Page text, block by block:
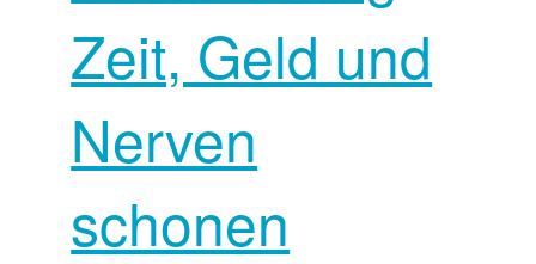
Zeit, Geld und
Nerven
schonen